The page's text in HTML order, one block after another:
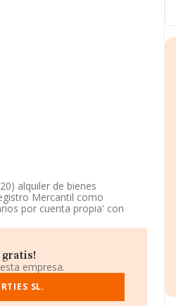
alquiler de bienes
Mercantil como
por cuenta propia' con
al sector, a nivel
que el promedio de la
la información relativa a la
empresa.
SL.